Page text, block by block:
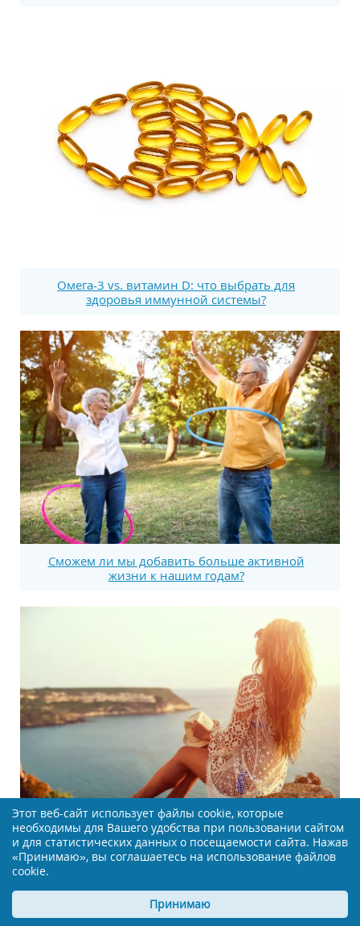
Омега-3 vs. витамин D: что выбрать для
здоровья иммунной системы?
Сможем ли мы добавить больше активной
жизни к нашим годам?
Новое исследование: как фантазии помогают
укрепить память
Этот веб-сайт использует файлы cookie, которые
необходимы для Вашего удобства при пользовании сайтом
и для статистических данных о посещаемости сайта. Нажав
«Принимаю», вы соглашаетесь на использование файлов
cookie.
Принимаю